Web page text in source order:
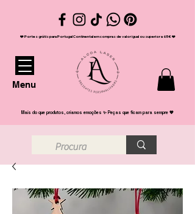
❤️ Portes grátis para Portugal Continental em compras de valor igual ou superior a 65€ ❤️
Menu
Mais do que produtos, criamos emoções ✨ Peças que ficam para sempre 💖